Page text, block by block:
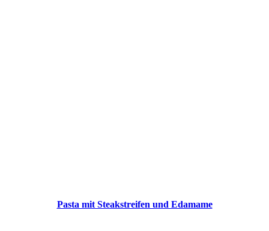
Pasta mit Steakstreifen und Edamame